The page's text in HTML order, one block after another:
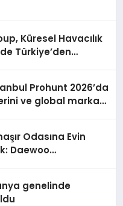
Küresel Havacılık
Türkiye’den
Prohunt 2026’da
ve global marka
Odasına Evin
Daewoo
genelinde